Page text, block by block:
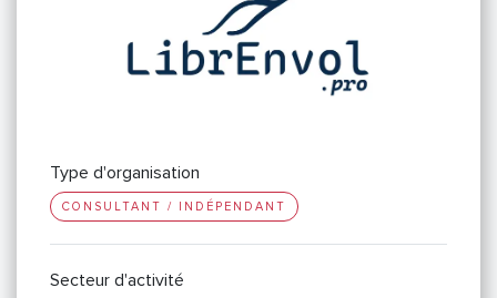
Type d'organisation
CONSULTANT / INDÉPENDANT
Secteur d'activité